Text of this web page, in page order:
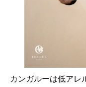
カンガルーは低アレ